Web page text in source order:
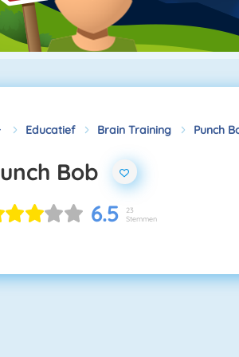
Educatief Brain Training Punch
Punch Bob
6.5
23
Stemmen